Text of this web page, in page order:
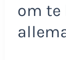
om te